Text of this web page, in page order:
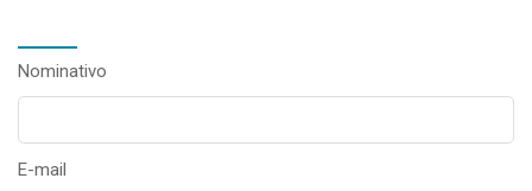
Nominativo
E-mail